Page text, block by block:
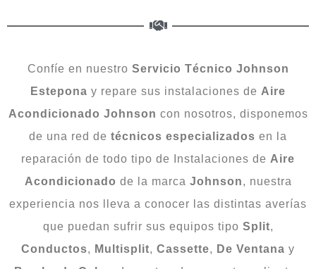
Confíe en nuestro Servicio Técnico Johnson
Estepona y repare sus instalaciones de Aire
Acondicionado Johnson con nosotros, disponemos
de una red de técnicos especializados en la
reparación de todo tipo de Instalaciones de Aire
Acondicionado de la marca Johnson, nuestra
experiencia nos lleva a conocer las distintas averías
que puedan sufrir sus equipos tipo Split,
Conductos, Multisplit, Cassette, De Ventana y